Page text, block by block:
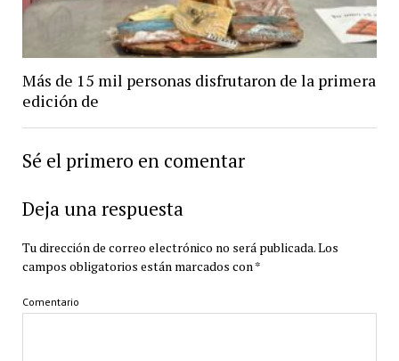
Más de 15 mil personas disfrutaron de la primera
edición de
Sé el primero en comentar
Deja una respuesta
Tu dirección de correo electrónico no será publicada.Los
campos obligatorios están marcados con *
Comentario